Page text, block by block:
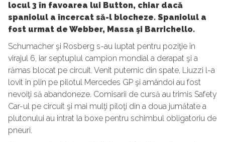
locul 3 în favoarea lui Button, chiar dacă
spaniolul a încercat să-l blocheze. Spaniolul a
fost urmat de Webber, Massa şi Barrichello.
Schumacher şi Rosberg s-au luptat pentru poziţie în
virajul 6, iar septuplul campion mondial a derapat şi a
rămas blocat pe circuit. Venit puternic din spate, Liuzzi l-a
lovit în plin pe pilotul Mercedes GP şi amândoi au fost
nevoiţi să abandoneze. Comisarii de cursă au trimis Safety
Car-ul pe circuit şi mai mulţi piloţi din a doua jumătate a
plutonului au intrat la boxe pentru schimbul obligatoriu de
pneuri.